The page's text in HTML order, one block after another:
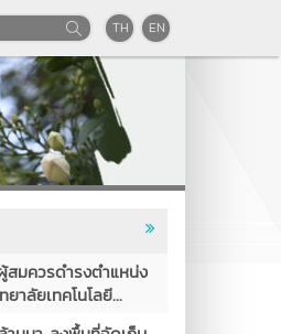
TH EN
สมควรดำรงตำแหน่ง
าลัยเทคโนโลยี...